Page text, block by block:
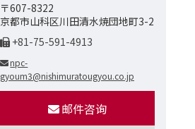
〒607-8322
京都市山科区川田清水焼団地町3-2
+81-75-591-4913
npc-
gyoum3@nishimuratougyou.co.jp
邮件咨询